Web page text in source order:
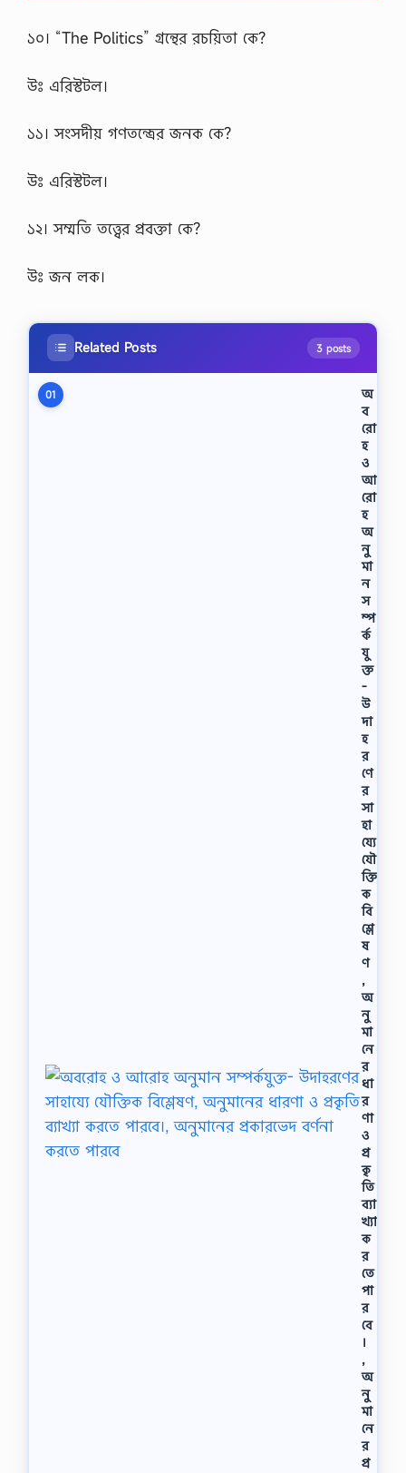
১০। “The Politics” গ্রন্থের রচয়িতা কে?
উঃ এরিস্টটল।
১১। সংসদীয় গণতন্ত্রের জনক কে?
উঃ এরিস্টটল।
১২। সম্মতি তত্ত্বের প্রবক্তা কে?
উঃ জন লক।
Related Posts 3 posts
01
অ
ব
রাে
হ
ও
আ
রাে
হ
অ
নু
মা
ন
স
ম্প
র্ক
যু
ক্ত
-
উ
দা
হ
র
ণে
র
সা
হা
য্যে
যৌ
ক্তি
ক
বি
শ্লে
ষ
ণ
,
অ
নু
মা
নে
র
ধা
র
ণা
ও
প্র
কৃ
তি
ব্যা
খ্যা
ক
র
তে
পা
র
বে
।
,
অ
নু
মা
নে
র
প্র